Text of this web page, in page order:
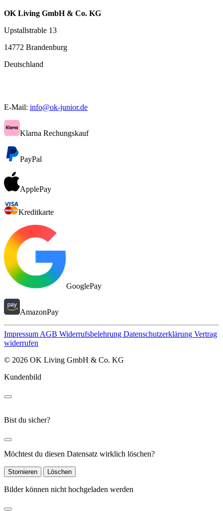
OK Living GmbH & Co. KG
Upstallstrable 13
14772 Brandenburg
Deutschland
E-Mail: info@ok-junior.de
Klarna Rechungskauf
PayPal
ApplePay
Kreditkarte
GooglePay
AmazonPay
ImpressumAGB Widerrufsbelehrung Datenschutzerklärung Vertrag
widerrufen
© 2026 OK Living GmbH & Co. KG
Kundenbild
Bist du sicher?
Möchtest du diesen Datensatz wirklich löschen?
Stornieren Löschen
Bilder können nicht hochgeladen werden